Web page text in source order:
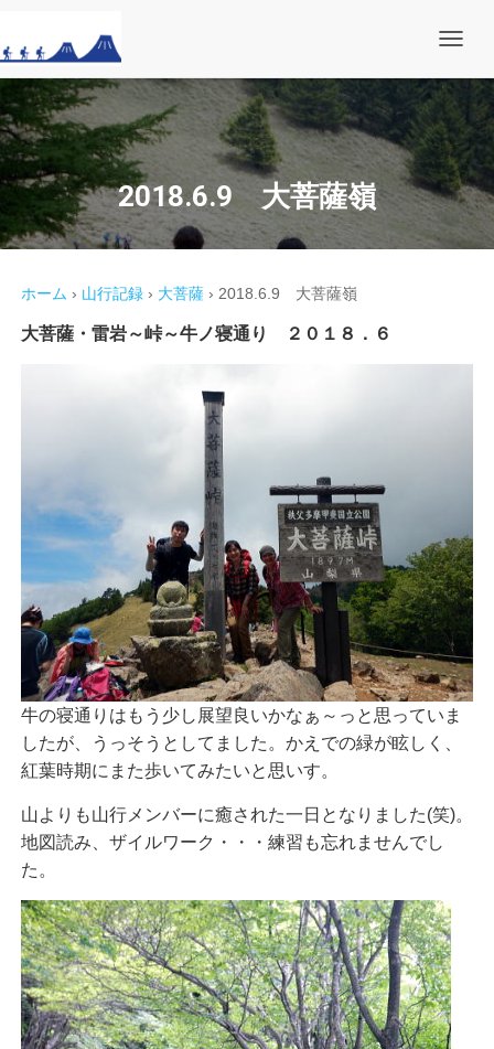
ゲ
ー
シ
ョ
ン
を
切
替
2018.6.9 大菩薩嶺
ホーム › 山行記録 › 大菩薩 › 2018.6.9 大菩薩嶺
大菩薩・雷岩～峠～牛ノ寝通り ２０１８．６
牛の寝通りはもう少し展望良いかなぁ～っと思っていま
したが、うっそうとしてました。かえでの緑が眩しく、
紅葉時期にまた歩いてみたいと思いす。
山よりも山行メンバーに癒された一日となりました(笑)。
地図読み、ザイルワーク・・・練習も忘れませんでし
た。